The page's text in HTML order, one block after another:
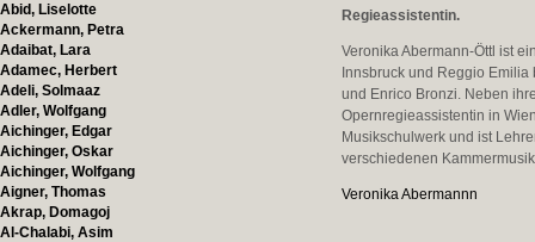
Abid, Liselotte
Ackermann, Petra
Adaibat, Lara
Adamec, Herbert
Adeli, Solmaaz
Adler, Wolfgang
Aichinger, Edgar
Aichinger, Oskar
Aichinger, Wolfgang
Aigner, Thomas
Akrap, Domagoj
Al-Chalabi, Asim
Regieassistentin.
Veronika Abermann-Öttl ist
Innsbruck und Reggio
und Enrico Bronzi. Neben
Opernregieassistentin in
Musikschulwerk und ist
verschiedenen
Veronika Abermannn